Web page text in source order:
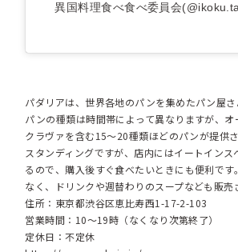
異国料理食べ食べ委員会
パダリアは、世界各地のパンを集めたパン屋
パンの種類は時間帯によって異なりますが、
クラヴァを含む15～20種類ほどのパンが提供さ
スタンディングですが、店内にはイートインス
るので、購入後すぐ食べたいときにも便利です
なく、ドリンクや週替わりのスープなども販売
住所：東京都渋谷区恵比寿西1-17-2-103
営業時間：10～19時（なくなり次第終了）
定休日：不定休